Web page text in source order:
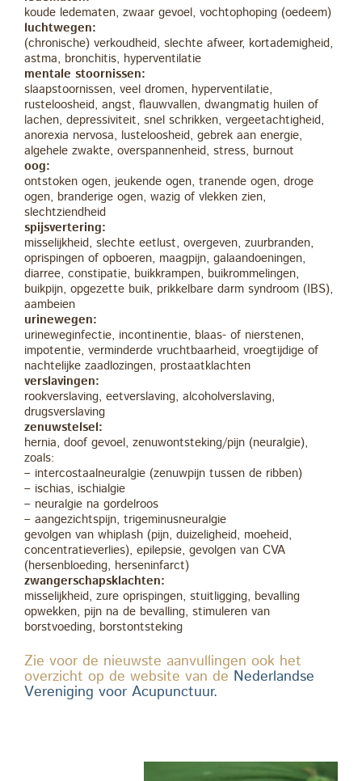
koude ledematen, zwaar gevoel, vochtophoping (oedeem)
luchtwegen:
(chronische) verkoudheid, slechte afweer, kortademigheid,
astma, bronchitis, hyperventilatie
mentale stoornissen:
slaapstoornissen, veel dromen, hyperventilatie,
rusteloosheid, angst, flauwvallen, dwangmatig huilen of
lachen, depressiviteit, snel schrikken, vergeetachtigheid,
anorexia nervosa, lusteloosheid, gebrek aan energie,
algehele zwakte, overspannenheid, stress, burnout
oog:
ontstoken ogen, jeukende ogen, tranende ogen, droge
ogen, branderige ogen, wazig of vlekken zien,
slechtziendheid
spijsvertering:
misselijkheid, slechte eetlust, overgeven, zuurbranden,
oprispingen of opboeren, maagpijn, galaandoeningen,
diarree, constipatie, buikkrampen, buikrommelingen,
buikpijn, opgezette buik, prikkelbare darm syndroom (IBS),
aambeien
urinewegen:
urineweginfectie, incontinentie, blaas- of nierstenen,
impotentie, verminderde vruchtbaarheid, vroegtijdige of
nachtelijke zaadlozingen, prostaatklachten
verslavingen:
rookverslaving, eetverslaving, alcoholverslaving,
drugsverslaving
zenuwstelsel:
hernia, doof gevoel, zenuwontsteking/pijn (neuralgie),
zoals:
– intercostaalneuralgie (zenuwpijn tussen de ribben)
– ischias, ischialgie
– neuralgie na gordelroos
– aangezichtspijn, trigeminusneuralgie
gevolgen van whiplash (pijn, duizeligheid, moeheid,
concentratieverlies), epilepsie, gevolgen van CVA
(hersenbloeding, herseninfarct)
zwangerschapsklachten:
misselijkheid, zure oprispingen, stuitligging, bevalling
opwekken, pijn na de bevalling, stimuleren van
borstvoeding, borstontsteking
Zie voor de nieuwste aanvullingen ook het
overzicht op de website van de Nederlandse
Vereniging voor Acupunctuur.